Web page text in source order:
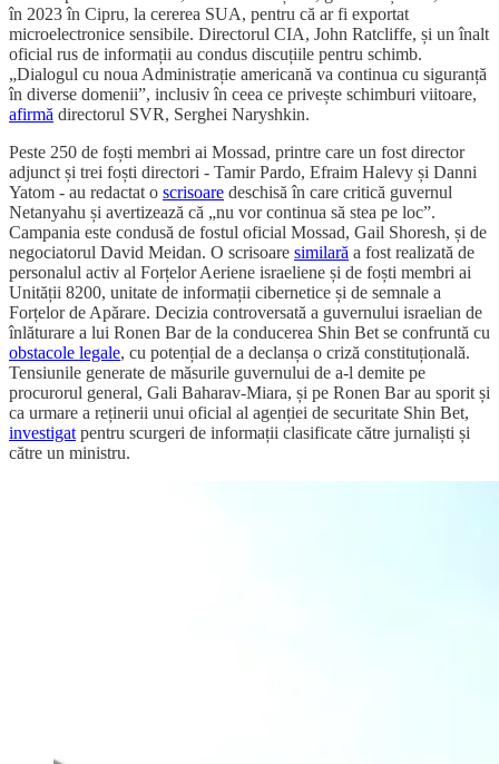
în 2023 în Cipru, la cererea SUA, pentru că ar fi exportat
microelectronice sensibile. Directorul CIA, John Ratcliffe, și un înalt
oficial rus de informații au condus discuțiile pentru schimb.
„Dialogul cu noua Administrație americană va continua cu siguranță
în diverse domenii”, inclusiv în ceea ce privește schimburi viitoare,
afirmă directorul SVR, Serghei Naryshkin.
Peste 250 de foști membri ai Mossad, printre care un fost director
adjunct și trei foști directori - Tamir Pardo, Efraim Halevy și Danni
Yatom - au redactat o scrisoare deschisă în care critică guvernul
Netanyahu și avertizează că „nu vor continua să stea pe loc”.
Campania este condusă de fostul oficial Mossad, Gail Shoresh, și de
negociatorul David Meidan. O scrisoare similară a fost realizată de
personalul activ al Forțelor Aeriene israeliene și de foști membri ai
Unității 8200, unitate de informații cibernetice și de semnale a
Forțelor de Apărare. Decizia controversată a guvernului israelian de
înlăturare a lui Ronen Bar de la conducerea Shin Bet se confruntă cu
obstacole legale, cu potențial de a declanșa o criză constituțională.
Tensiunile generate de măsurile guvernului de a-l demite pe
procurorul general, Gali Baharav-Miara, și pe Ronen Bar au sporit și
ca urmare a reținerii unui oficial al agenției de securitate Shin Bet,
investigat pentru scurgeri de informații clasificate către jurnaliști și
către un ministru.